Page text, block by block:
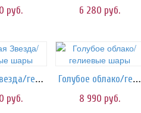
руб. 6 280 руб.
Голубая Звезда/гелиевые шары
руб.
Голубое облако/гелиевые шары
8 990 руб.